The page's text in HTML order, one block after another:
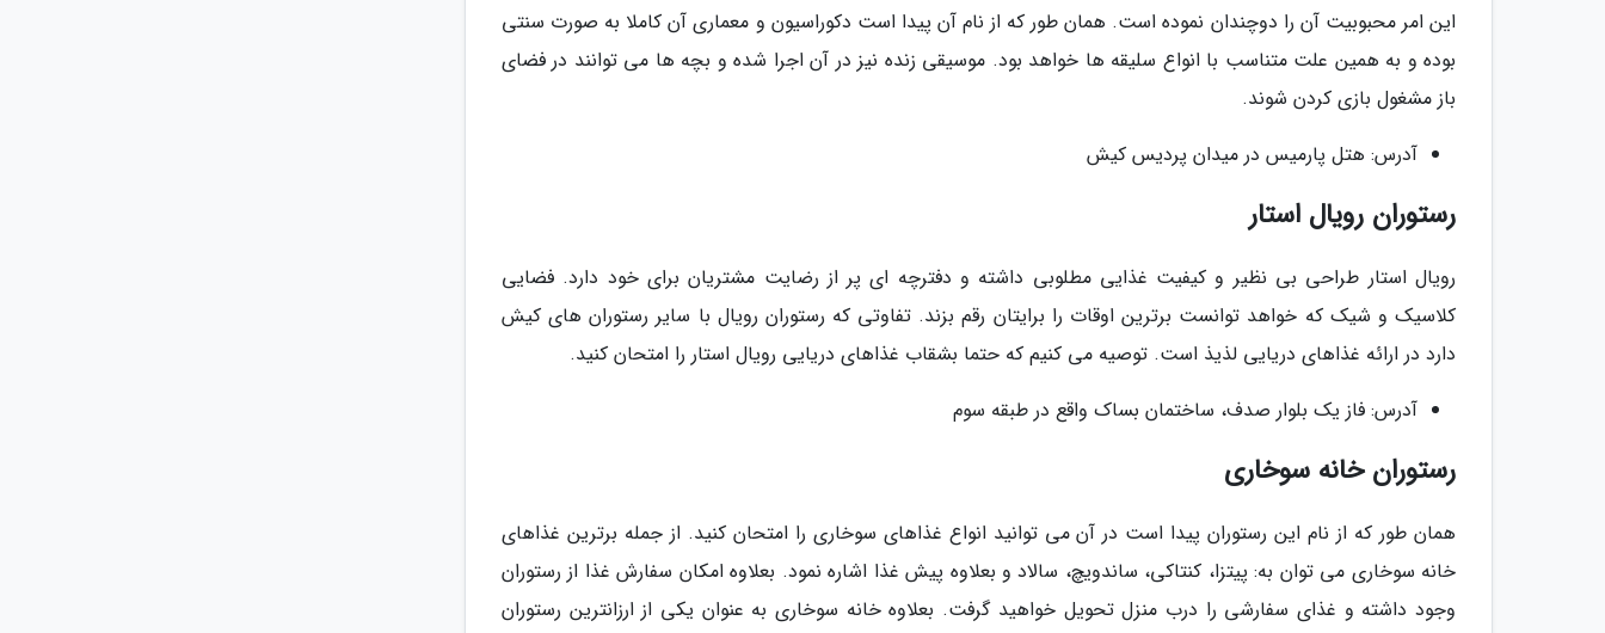
این امر محبوبیت آن را دوچندان نموده است. همان طور که از نام آن پیدا است دکوراسیون و معماری آن کاملا به صورت سنتی
بوده و به همین علت متناسب با انواع سلیقه ها خواهد بود. موسیقی زنده نیز در آن اجرا شده و بچه ها می توانند در فضای
باز مشغول بازی کردن شوند.
آدرس: هتل پارمیس در میدان پردیس کیش
رستوران رویال استار
رویال استار طراحی بی نظیر و کیفیت غذایی مطلوبی داشته و دفترچه ای پر از رضایت مشتریان برای خود دارد. فضایی
کلاسیک و شیک که خواهد توانست برترین اوقات را برایتان رقم بزند. تفاوتی که رستوران رویال با سایر رستوران های کیش
دارد در ارائه غذاهای دریایی لذیذ است. توصیه می کنیم که حتما بشقاب غذاهای دریایی رویال استار را امتحان کنید.
آدرس: فاز یک بلوار صدف، ساختمان بساک واقع در طبقه سوم
رستوران خانه سوخاری
همان طور که از نام این رستوران پیدا است در آن می توانید انواع غذاهای سوخاری را امتحان کنید. از جمله برترین غذاهای
خانه سوخاری می توان به: پیتزا، کنتاکی، ساندویچ، سالاد و بعلاوه پیش غذا اشاره نمود. بعلاوه امکان سفارش غذا از رستوران
وجود داشته و غذای سفارشی را درب منزل تحویل خواهید گرفت. بعلاوه خانه سوخاری به عنوان یکی از ارزانترین رستوران